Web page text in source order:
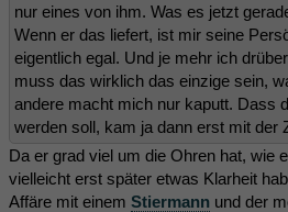
nur eines von ihm. Was es jetzt
Wenn er das liefert, ist mir seine
eigentlich egal. Und je mehr ich
muss das wirklich das einzige sein,
andere macht mich nur kaputt. Dass
werden soll, kam ja dann erst mit der
Da er grad viel um die Ohren hat, wie
vielleicht erst später etwas Klarheit
Affäre mit einem Stiermann und der